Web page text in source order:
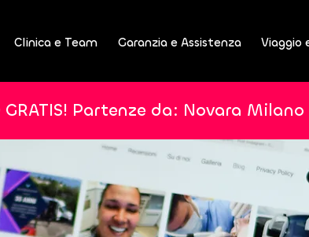
Clinica e Team Garanzia e Assistenza Viaggio
GRATIS! Partenze da: Novara